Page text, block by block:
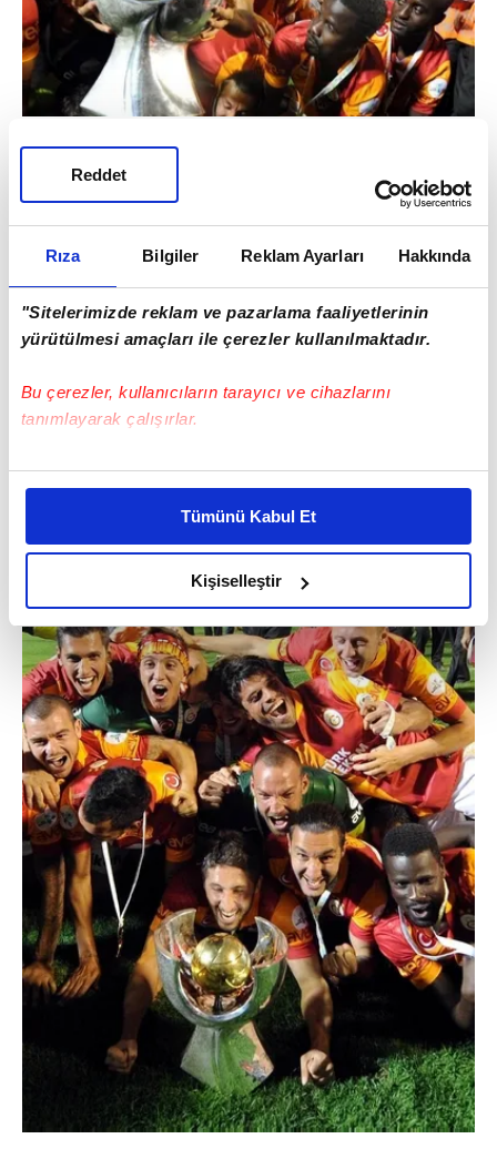
Rıza Bilgiler Reklam Ayarları Hakkında
"Sitelerimizde reklam ve pazarlama faaliyetlerinin
yürütülmesi amaçları ile çerezler kullanılmaktadır.
Bu çerezler, kullanıcıların tarayıcı ve cihazlarını
tanımlayarak çalışırlar.
Bu çerezlere izin vermeniz halinde sizlere özel
daha iyi reklam deneyimi yaşatabiliriz. Bunu yaparken
amacımızın size daha iyi bir reklam deneyimi sunmak
olduğunu ve sizlere en iyi içerikleri sunabilmek adına
elimizden gelen çabayı gösterdiğimizi ve bu noktada,
reklamların maliyetlerimizi karşılamak noktasında tek gelir
kalemimiz olduğunu sizlere hatırlatmak isteriz.
Her halükârda, kullanıcılar, bu çerezlere izin vermedikleri
takdirde, kullanıcılara hedefli reklamlar
gösterilmeyecektir."
Sizlere daha iyi bir hizmet sunabilmek için İnternet
Sitemizde kendimize ve üçüncü kişilere ait çerezler
kullanılmaktadır. Bu çerezler vasıtasıyla çeşitli kişisel
verileriniz işlenmekte olup gerekli olan çerezler bilgi
toplumu hizmetlerinin sunulması amacıyla
kullanılmaktadır. Diğer çerezler, sitemizin daha işlevsel
kılınması ve kişiselleştirilmesi ve sizlere yönelik
reklam/pazarlama faaliyetlerinin yapılması, amaçlarıyla
sınırlı olarak açık rızanız dahilinde kullanılacaktır.
Çerezlere ilişkin tercihlerinizi aşağıda yer alan panel
vasıtasıyla belirleyebilirsiniz. Çerezlere ilişkin detaylı bilgi
için Ayarlar butonuna tıklayabilir,Çerez Bilgilendirme
Tümünü Kabul Et
Kişiselleştir
Reddet